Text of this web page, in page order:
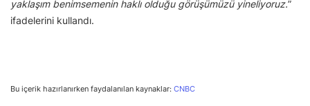
yaklaşım benimsemenin haklı olduğu görüşümüzü yineliyoruz.”
ifadelerini kullandı.
Bu içerik hazırlanırken faydalanılan kaynaklar: CNBC